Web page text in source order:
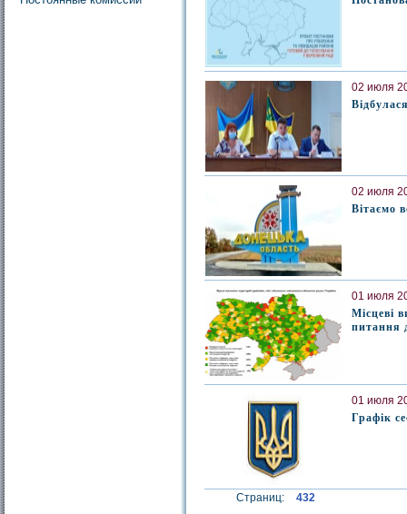
02 июля
02 июля
Вітаємо
01 июля
Місцеві
питання
01 июля
Графік
Страниц: 432